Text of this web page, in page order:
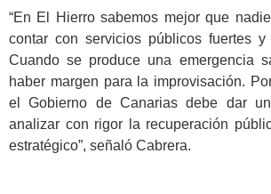
“En El Hierro sabemos mejor que
contar con servicios públicos fuertes y
Cuando se produce una emergencia
haber margen para la improvisación.
el Gobierno de Canarias debe dar
analizar con rigor la recuperación
estratégico”, señaló Cabrera.